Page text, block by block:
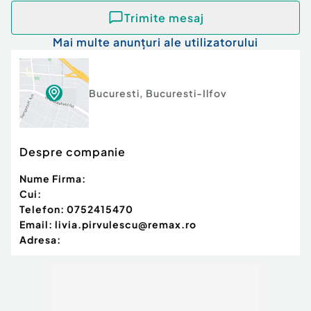
Stadiu construcţie: Finalizat
Posibilitate parcare: Nu
Tip imobil:Centru comercial
Trimite mesaj
Mai multe anunțuri ale utilizatorului
Bucuresti, Bucuresti-Ilfov
Despre companie
Nume Firma:
Cui:
Telefon: 0752415470
Email: livia.pirvulescu@remax.ro
Adresa: